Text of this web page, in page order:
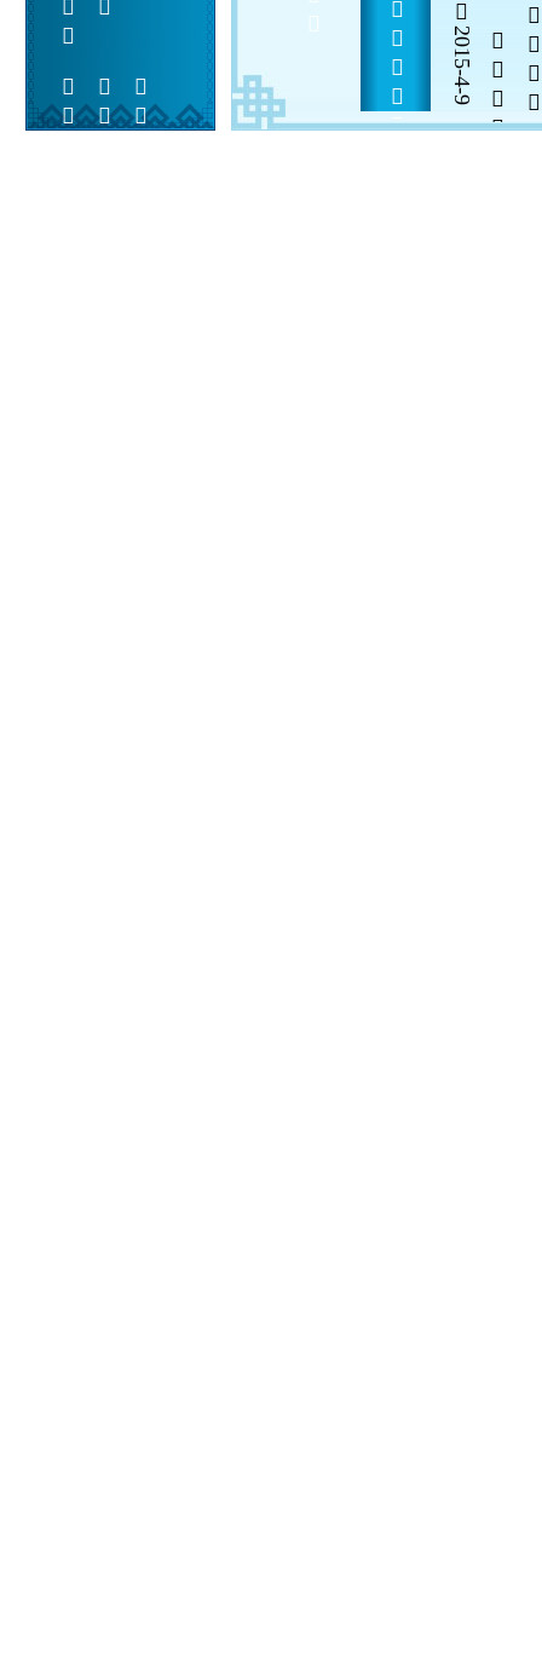
 
           2015-4-9